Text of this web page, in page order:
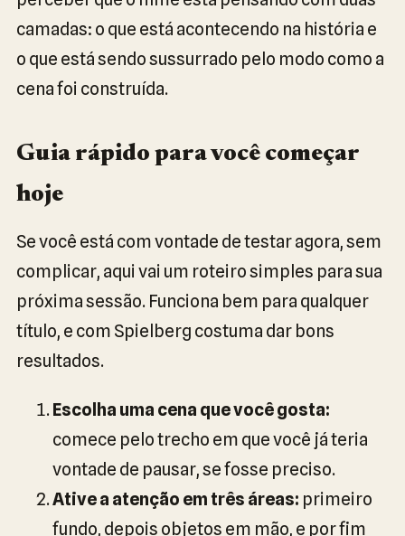
camadas: o que está acontecendo na história e
o que está sendo sussurrado pelo modo como a
cena foi construída.
Guia rápido para você começar
hoje
Se você está com vontade de testar agora, sem
complicar, aqui vai um roteiro simples para sua
próxima sessão. Funciona bem para qualquer
título, e com Spielberg costuma dar bons
resultados.
Escolha uma cena que você gosta:
comece pelo trecho em que você já teria
vontade de pausar, se fosse preciso.
Ative a atenção em três áreas: primeiro
fundo, depois objetos em mão, e por fim